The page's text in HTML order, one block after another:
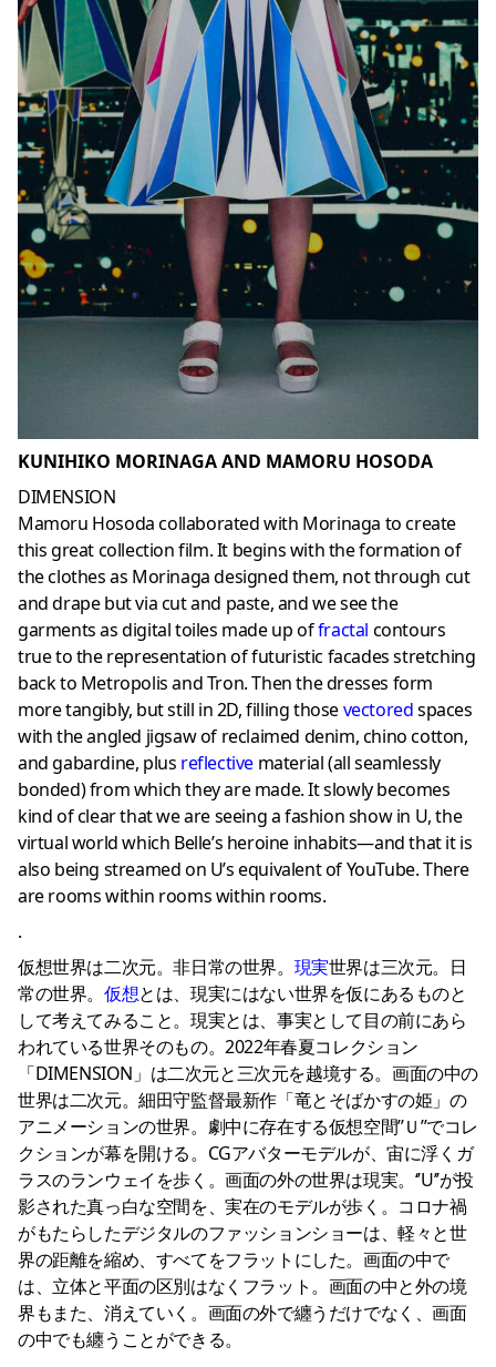
KUNIHIKO MORINAGA AND MAMORU HOSODA
DIMENSION
Mamoru Hosoda collaborated with Morinaga to create
this great collection film. It begins with the formation of
the clothes as Morinaga designed them, not through cut
and drape but via cut and paste, and we see the
garments as digital toiles made up offractal contours
true to the representation of futuristic facades stretching
back to Metropolis and Tron. Then the dresses form
more tangibly, but still in 2D, filling thosevectoredspaces
with the angled jigsaw of reclaimed denim, chino cotton,
and gabardine, plus reflective material (all seamlessly
bonded) from which they are made. It slowly becomes
kind of clear that we are seeing a fashion show in U, the
virtual world which Belle’s heroine inhabits—and that it is
also being streamed on U’s equivalent of YouTube. There
are rooms within rooms within rooms.
.
仮想世界は二次元。非日常の世界。 現実世界は三次元。日
常の世界。 仮想とは、現実にはない世界を仮にあるものと
して考えてみること。現実とは、事実として目の前にあら
われている世界そのもの。2022年春夏コレクション
「DIMENSION」は二次元と三次元を越境する。画面の中の
世界は二次元。細田守監督最新作「竜とそばかすの姫」の
アニメーションの世界。劇中に存在する仮想空間’’Ｕ’’でコレ
クションが幕を開ける。CGアバターモデルが、宙に浮くガ
ラスのランウェイを歩く。画面の外の世界は現実。‘’U’’が投
影された真っ白な空間を、実在のモデルが歩く。コロナ禍
がもたらしたデジタルのファッションショーは、軽々と世
界の距離を縮め、すべてをフラットにした。画面の中で
は、立体と平面の区別はなくフラット。画面の中と外の境
界もまた、消えていく。画面の外で纏うだけでなく、画面
の中でも纏うことができる。